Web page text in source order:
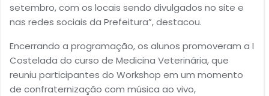
setembro, com os locais sendo divulgados no site e
nas redes sociais da Prefeitura”, destacou.
Encerrando a programação, os alunos promoveram a I
Costelada do curso de Medicina Veterinária, que
reuniu participantes do Workshop em um momento
de confraternização com música ao vivo,